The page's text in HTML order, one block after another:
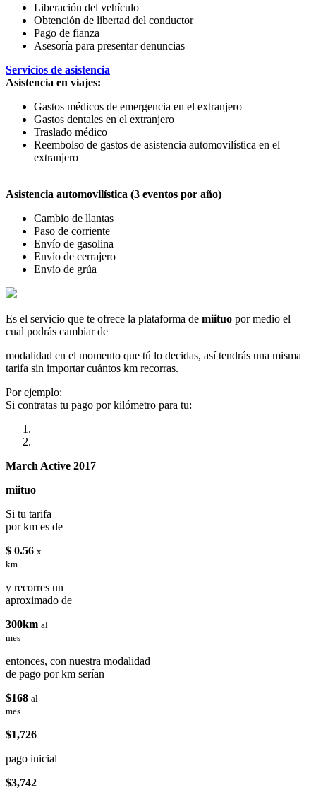
Liberación del vehículo
Obtención de libertad del conductor
Pago de fianza
Asesoría para presentar denuncias
Servicios de asistencia
Asistencia en viajes:
Gastos médicos de emergencia en el extranjero
Gastos dentales en el extranjero
Traslado médico
Reembolso de gastos de asistencia automovilística en el
extranjero
Asistencia automovilística (3 eventos por año)
Cambio de llantas
Paso de corriente
Envío de gasolina
Envío de cerrajero
Envío de grúa
Es el servicio que te ofrece la plataforma de miituo por medio el
cual podrás cambiar de
modalidad en el momento que tú lo decidas, así tendrás una misma
tarifa sin importar cuántos km recorras.
Por ejemplo:
Si contratas tu pago por kilómetro para tu:
March Active 2017
miituo
Si tu tarifa
por km es de
$ 0.56 x
km
y recorres un
aproximado de
300km al
mes
entonces, con nuestra modalidad
de pago por km serían
$168 al
mes
$1,726
pago inicial
$3,742